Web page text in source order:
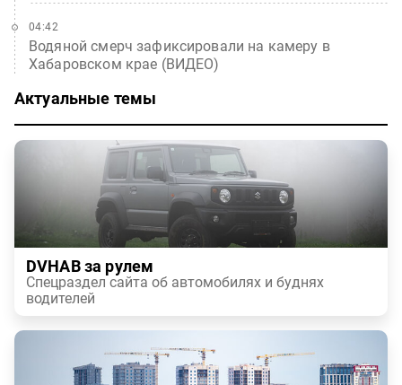
Водяной смерч зафиксировали на камеру в
Хабаровском крае (ВИДЕО)
04:42
Актуальные темы
DVHAB за рулем
Спецраздел сайта об автомобилях и буднях
водителей